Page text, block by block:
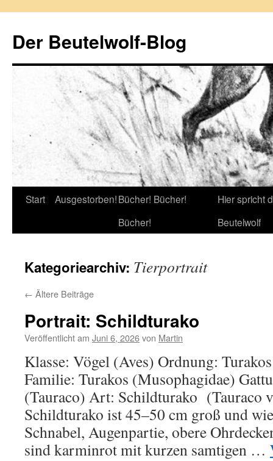
springen
Der Beutelwolf-Blog
Start Ausgestorben!Bücher! Bücher!
Bücher!
Hier spricht
Beutelwolf
Kategoriearchiv: Tierportrait
← Ältere Beiträge
Portrait: Schildturako
Veröffentlicht am Juni 6, 2026von Martin
Klasse: Vögel (Aves) Ordnung:
Familie: Turakos (Musophagidae)
(Tauraco) Art: Schildturako (Tauraco
Schildturako ist 45–50 cm groß und
Schnabel, Augenpartie, obere
sind karminrot mit kurzen samtigen …